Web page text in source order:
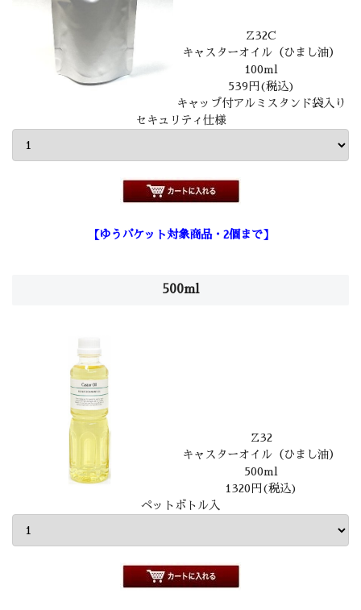
Z32C
キャスターオイル（ひまし油）
100ml
539円(税込)
キャップ付アルミスタンド袋入り
セキュリティ仕様
【ゆうパケット対象商品・2個まで】
500ml
Z32
キャスターオイル（ひまし油）
500ml
1320円(税込)
ペットボトル入